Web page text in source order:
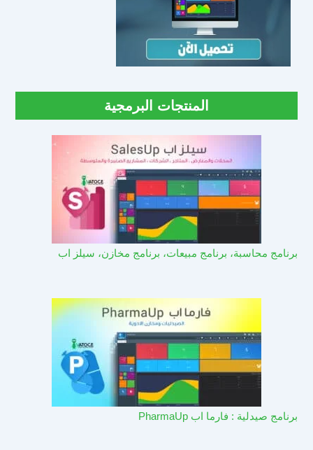
المنتجات البرمجية
برنامج محاسبة، برنامج مبيعات، برنامج مخازن، سيلز اب
برنامج صيدلية : فارما اب PharmaUp​